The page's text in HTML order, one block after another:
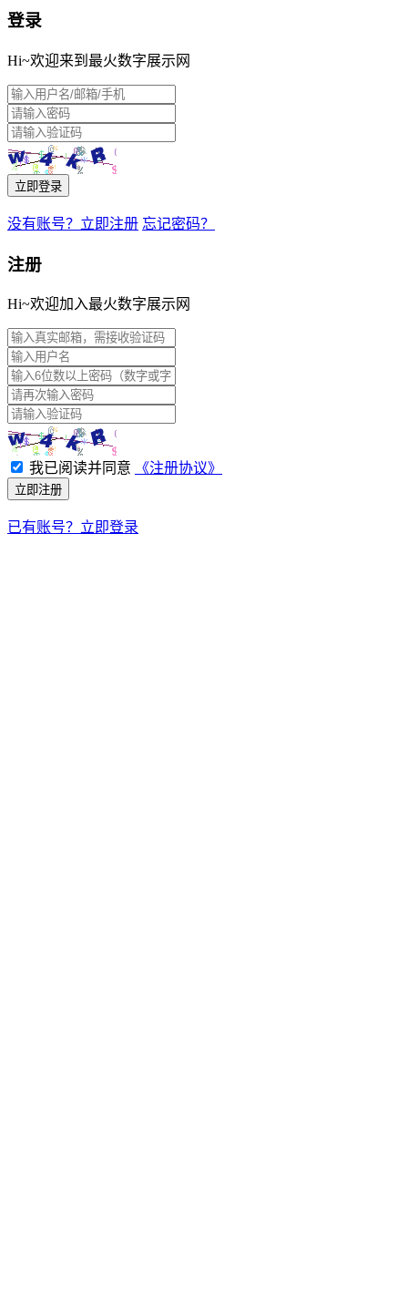
登录
Hi~欢迎来到最火数字展示网
立即登录
没有账号？立即注册 忘记密码？
注册
Hi~欢迎加入最火数字展示网
我已阅读并同意 《注册协议》
立即注册
已有账号？立即登录